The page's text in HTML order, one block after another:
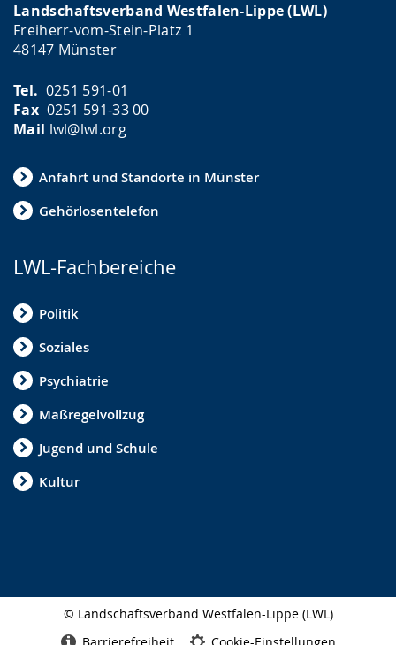
Landschaftsverband Westfalen-Lippe (LWL)
Freiherr-vom-Stein-Platz 1
48147 Münster
Tel. 0251 591-01
Fax 0251 591-33 00
Mail lwl@lwl.org
Anfahrt und Standorte in Münster
Gehörlosentelefon
LWL-Fachbereiche
Politik
Soziales
Psychiatrie
Maßregelvollzug
Jugend und Schule
Kultur
© Landschaftsverband Westfalen-Lippe (LWL)
Barrierefreiheit Cookie-Einstellungen